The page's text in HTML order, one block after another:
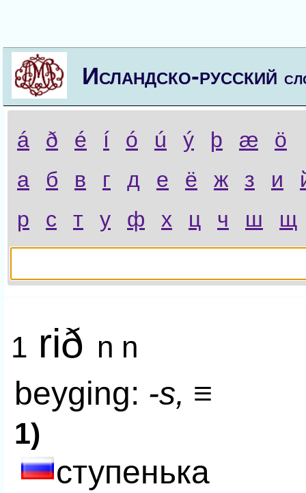
Исландско-русский
á ð é í ó ú ý þ æ
ö
а
б в г д е ё ж з и
р
с т у ф х ц ч ш щ
1 rið n n
beyging: -s, ≡
1)
ступенька